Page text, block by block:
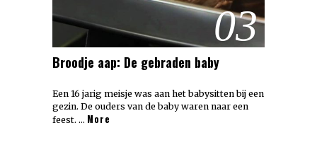
03
Broodje aap: De gebraden baby
Een 16 jarig meisje was aan het babysitten bij een
gezin. De ouders van de baby waren naar een
feest. … More